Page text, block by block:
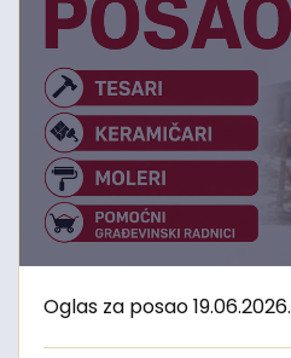
Oglas za posao 19.06.2026.